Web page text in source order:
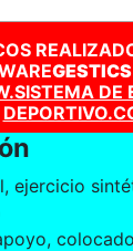
DE
ejercicio